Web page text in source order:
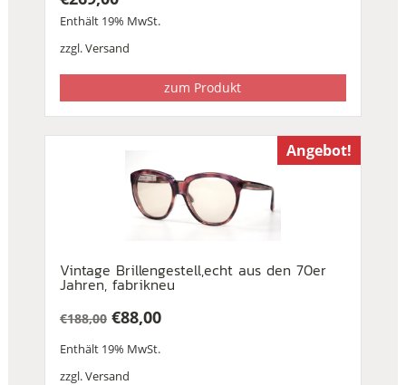
Enthält 19% MwSt.
zzgl.Versand
zum Produkt
Angebot!
Vintage Brillengestell,echt aus den 70er
Jahren, fabrikneu
€188,00
Preis
war:
€88,00
Preis
ist:
Enthält 19% MwSt.
zzgl.Versand